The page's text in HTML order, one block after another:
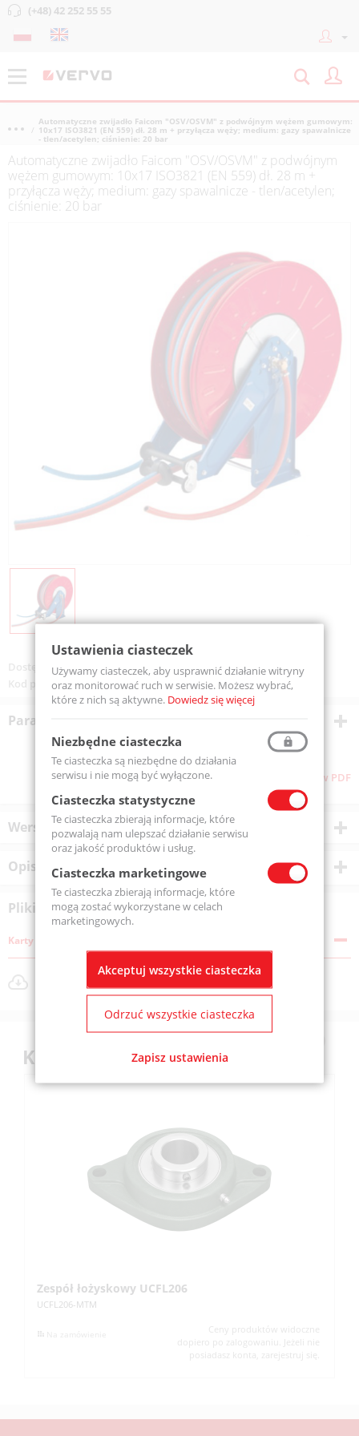
(+48) 42 252 55 55
Automatyczne zwijadło Faicom "OSV/OSVM" z podwójnym wężem gumowym:
10x17 ISO3821 (EN 559) dł. 28 m + przyłącza węży; medium: gazy spawalnicze
- tlen/acetylen; ciśnienie: 20 bar
Automatyczne zwijadło Faicom "OSV/OSVM" z podwójnym
wężem gumowym: 10x17 ISO3821 (EN 559) dł. 28 m +
przyłącza węży; medium: gazy spawalnicze - tlen/acetylen;
ciśnienie: 20 bar
Dostępność:Na zamówienie
Kod produktu:OSVM201028
Parametry techniczne
Pliki do pobrania Pobierz stronę w PDF
Wersje produktu
Opis produktu
Pliki do pobrania
Karty katalogowe
OSVM201028.pdf
Rozmiar pliku: 572 KB
Klienci kupili również
Zespół łożyskowy UCFL206
UCFL206-MTM
Ceny produktów widoczne
dopiero po zalogowaniu. Jeżeli nie
posiadasz konta, zarejestruj się.
Ustawienia ciasteczek
Używamy ciasteczek, aby usprawnić działanie witryny
oraz monitorować ruch w serwisie. Możesz wybrać,
które z nich są aktywne. Dowiedz się więcej
Niezbędne ciasteczka
Te ciasteczka są niezbędne do działania
serwisu i nie mogą być wyłączone.
Ciasteczka statystyczne
Te ciasteczka zbierają informacje, które
pozwalają nam ulepszać działanie serwisu
oraz jakość produktów i usług.
Ciasteczka marketingowe
Te ciasteczka zbierają informacje, które
mogą zostać wykorzystane w celach
marketingowych.
Akceptuj wszystkie ciasteczka
Odrzuć wszystkie ciasteczka
Zapisz ustawienia